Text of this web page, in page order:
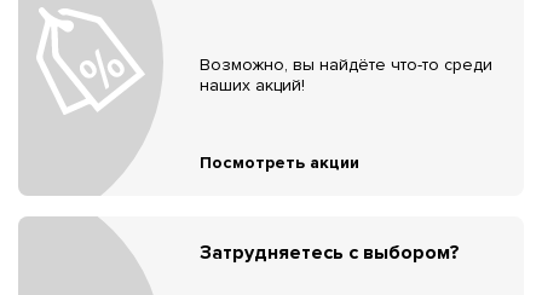
Возможно, вы найдёте что-то среди
наших акций!
Посмотреть акции
Затрудняетесь с выбором?